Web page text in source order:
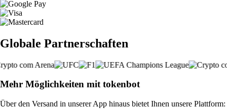
Globale Partnerschaften
Mehr Möglichkeiten mit tokenbot
Über den Versand in unserer App hinaus bietet Ihnen unsere Plattform: